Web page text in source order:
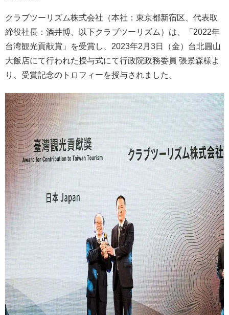
クラブツーリズム株式会社（本社：東京都新宿区、代表取
締役社長：酒井博、以下クラブツーリズム）は、「2022年
台湾観光貢献賞」を受賞し、2023年2月3日（金）台北圓山
大飯店にて行われた授与式にて行政院政務委員 張景森様よ
り、受賞記念のトロフィーを授与されました。